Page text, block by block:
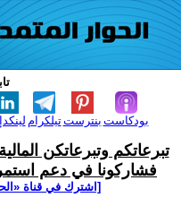
تيلكرامبنترست بودكاست
تبرعاتكم وتبرعاتكن
فشاركونا في دعم
[اشترك في قناة